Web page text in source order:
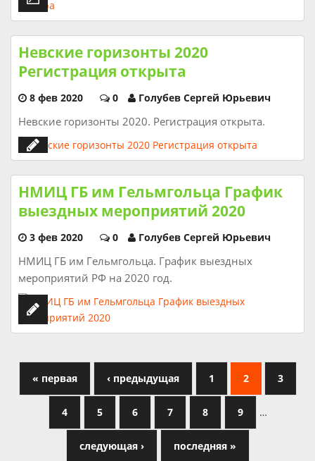
Невские горизонты 2020
Регистрация открыта
8 фев 2020 0 Голубев Сергей Юрьевич
Невские горизонты 2020. Регистрация открыта.
НМИЦ ГБ им Гельмгольца График
выездных мероприятий 2020
3 фев 2020 0 Голубев Сергей Юрьевич
НМИЦ ГБ им Гельмгольца. График выездных
мероприятий РФ на 2020 год.
« первая ‹ предыдущая 1 2 3
4 5 6 7 8 9 …
следующая › последняя »